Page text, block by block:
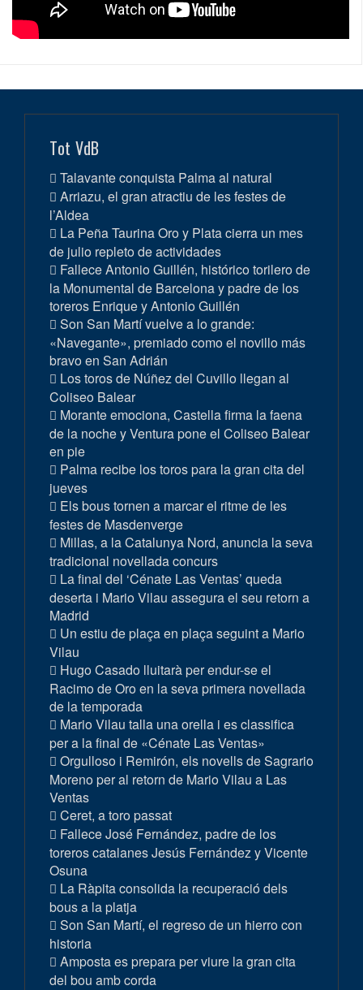
Tot VdB
Talavante conquista Palma al natural
Arriazu, el gran atractiu de les festes de
l’Aldea
La Peña Taurina Oro y Plata cierra un mes
de julio repleto de actividades
Fallece Antonio Guillén, histórico torilero de
la Monumental de Barcelona y padre de los
toreros Enrique y Antonio Guillén
Son San Martí vuelve a lo grande:
«Navegante», premiado como el novillo más
bravo en San Adrián
Los toros de Núñez del Cuvillo llegan al
Coliseo Balear
Morante emociona, Castella firma la faena
de la noche y Ventura pone el Coliseo Balear
en pie
Palma recibe los toros para la gran cita del
jueves
Els bous tornen a marcar el ritme de les
festes de Masdenverge
Millas, a la Catalunya Nord, anuncia la seva
tradicional novellada concurs
La final del ‘Cénate Las Ventas’ queda
deserta i Mario Vilau assegura el seu retorn a
Madrid
Un estiu de plaça en plaça seguint a Mario
Vilau
Hugo Casado lluitarà per endur-se el
Racimo de Oro en la seva primera novellada
de la temporada
Mario Vilau talla una orella i es classifica
per a la final de «Cénate Las Ventas»
Orgulloso i Remirón, els novells de Sagrario
Moreno per al retorn de Mario Vilau a Las
Ventas
Ceret, a toro passat
Fallece José Fernández, padre de los
toreros catalanes Jesús Fernández y Vicente
Osuna
La Ràpita consolida la recuperació dels
bous a la platja
Son San Martí, el regreso de un hierro con
historia
Amposta es prepara per viure la gran cita
del bou amb corda